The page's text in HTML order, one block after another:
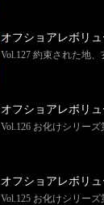
オフショアレボリ
Vol.127 約束された地
オフショアレボリ
Vol.126 お化けシリー
オフショアレボリ
Vol.125 お化けシリー